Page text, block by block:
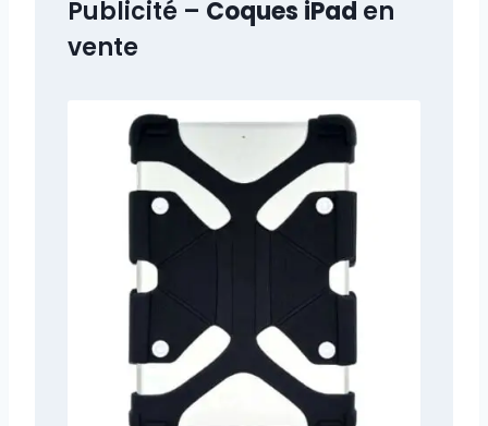
Publicité – Coques iPad en
vente